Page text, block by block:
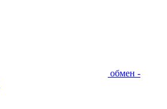
обмен -